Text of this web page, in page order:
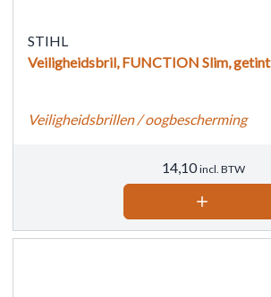
STIHL
Veiligheidsbril, FUNCTION Slim, getint
Veiligheidsbrillen / oogbescherming
14,10 incl. BTW